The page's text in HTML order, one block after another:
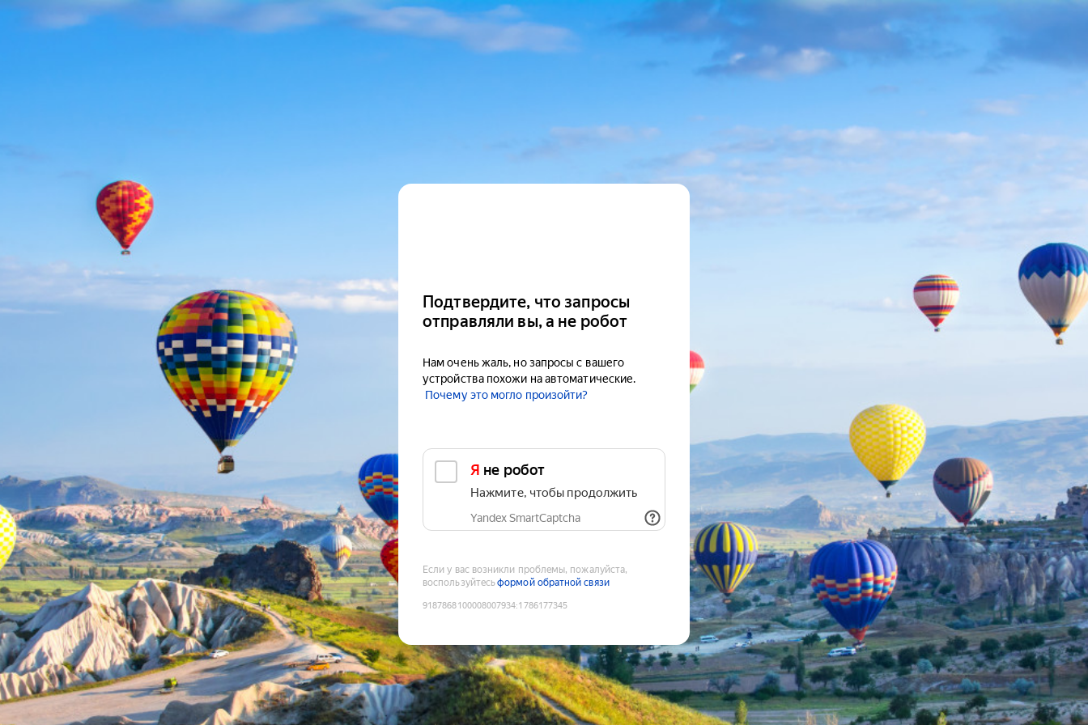
Подтвердите, что запросы
отправляли вы, а не робот
Нам очень жаль, но запросы с вашего
устройства похожи на автоматические.
Почему это могло произойти?
Я не робот
Нажмите, чтобы продолжить
Yandex SmartCaptcha
Если у вас возникли проблемы, пожалуйста,
воспользуйтесьформой обратной связи
9187868100008007934:1786177345